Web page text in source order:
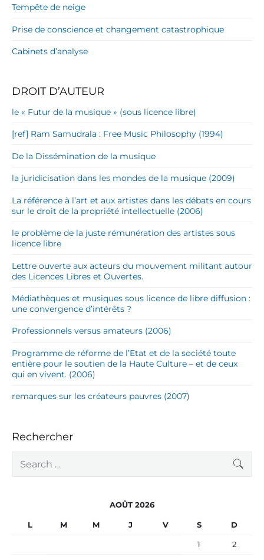
Tempête de neige
Prise de conscience et changement catastrophique
Cabinets d’analyse
DROIT D’AUTEUR
le « Futur de la musique » (sous licence libre)
[ref] Ram Samudrala : Free Music Philosophy (1994)
De la Dissémination de la musique
la juridicisation dans les mondes de la musique (2009)
La référence à l’art et aux artistes dans les débats en cours
sur le droit de la propriété intellectuelle (2006)
le problème de la juste rémunération des artistes sous
licence libre
Lettre ouverte aux acteurs du mouvement militant autour
des Licences Libres et Ouvertes.
Médiathèques et musiques sous licence de libre diffusion :
une convergence d’intérêts ?
Professionnels versus amateurs (2006)
Programme de réforme de l’Etat et de la société toute
entière pour le soutien de la Haute Culture – et de ceux
qui en vivent. (2006)
remarques sur les créateurs pauvres (2007)
Rechercher
a
AOÛT 2026
L M M J V S D
1 2